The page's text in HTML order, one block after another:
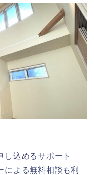
し込めるサポート
による無料相談も利